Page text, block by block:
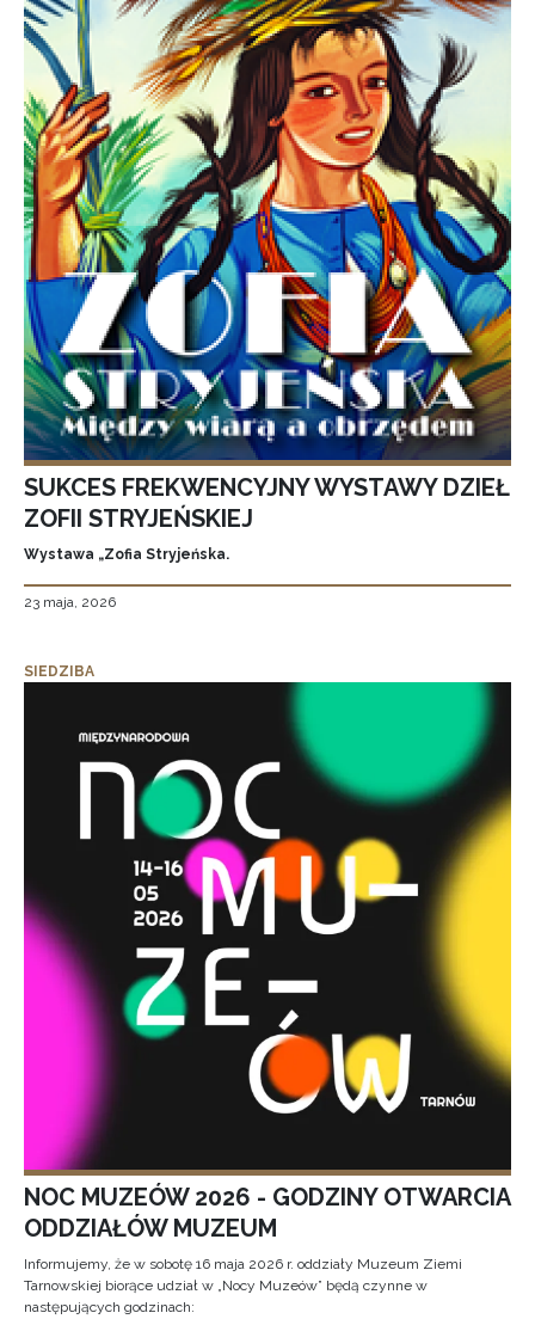
SUKCES FREKWENCYJNY WYSTAWY DZIEŁ
ZOFII STRYJEŃSKIEJ
Wystawa „Zofia Stryjeńska.
23 maja, 2026
SIEDZIBA
NOC MUZEÓW 2026 - GODZINY OTWARCIA
ODDZIAŁÓW MUZEUM
Informujemy, że w sobotę 16 maja 2026 r. oddziały Muzeum Ziemi
Tarnowskiej biorące udział w „Nocy Muzeów” będą czynne w
następujących godzinach: